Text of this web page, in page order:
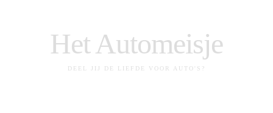
Het Automeisje
DEEL JIJ DE LIEFDE VOOR AUTO'S?